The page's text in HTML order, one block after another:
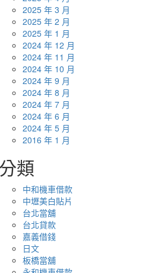
2025 年 3 月
2025 年 2 月
2025 年 1 月
2024 年 12 月
2024 年 11 月
2024 年 10 月
2024 年 9 月
2024 年 8 月
2024 年 7 月
2024 年 6 月
2024 年 5 月
2016 年 1 月
分類
中和機車借款
中壢美白貼片
台北當舖
台北貸款
嘉義借錢
日文
板橋當舖